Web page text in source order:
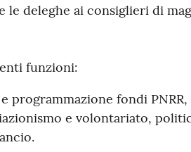
le deleghe ai consiglieri di
funzioni:
programmazione fondi
e volontariato,